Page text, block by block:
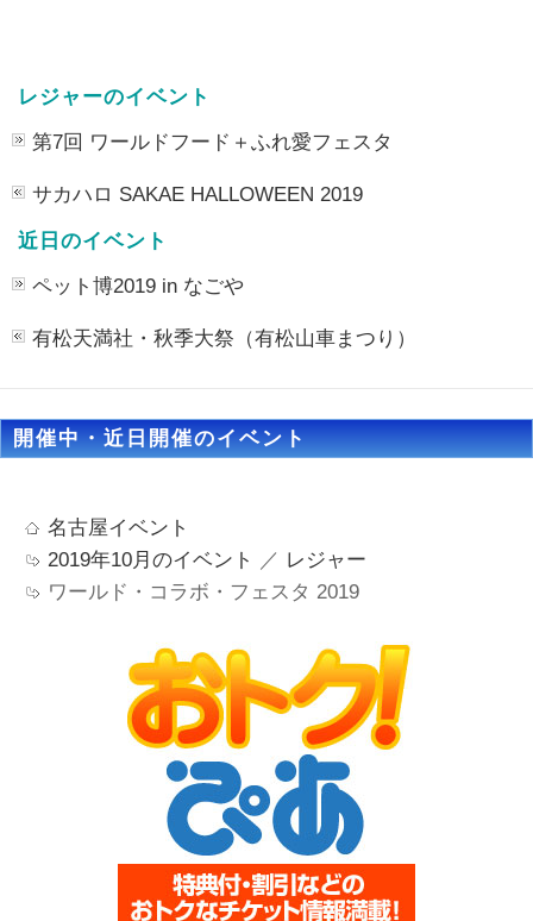
レジャーのイベント
第7回 ワールドフード＋ふれ愛フェスタ
サカハロ SAKAE HALLOWEEN 2019
近日のイベント
ペット博2019 in なごや
有松天満社・秋季大祭（有松山車まつり）
開催中・近日開催のイベント
名古屋イベント
2019年10月のイベント
／ レジャー
ワールド・コラボ・フェスタ 2019